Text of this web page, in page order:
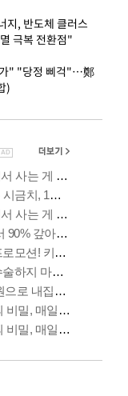
지, 반도체 클러스
극복 전환점"
" "당정 삐걱"…鄭
)